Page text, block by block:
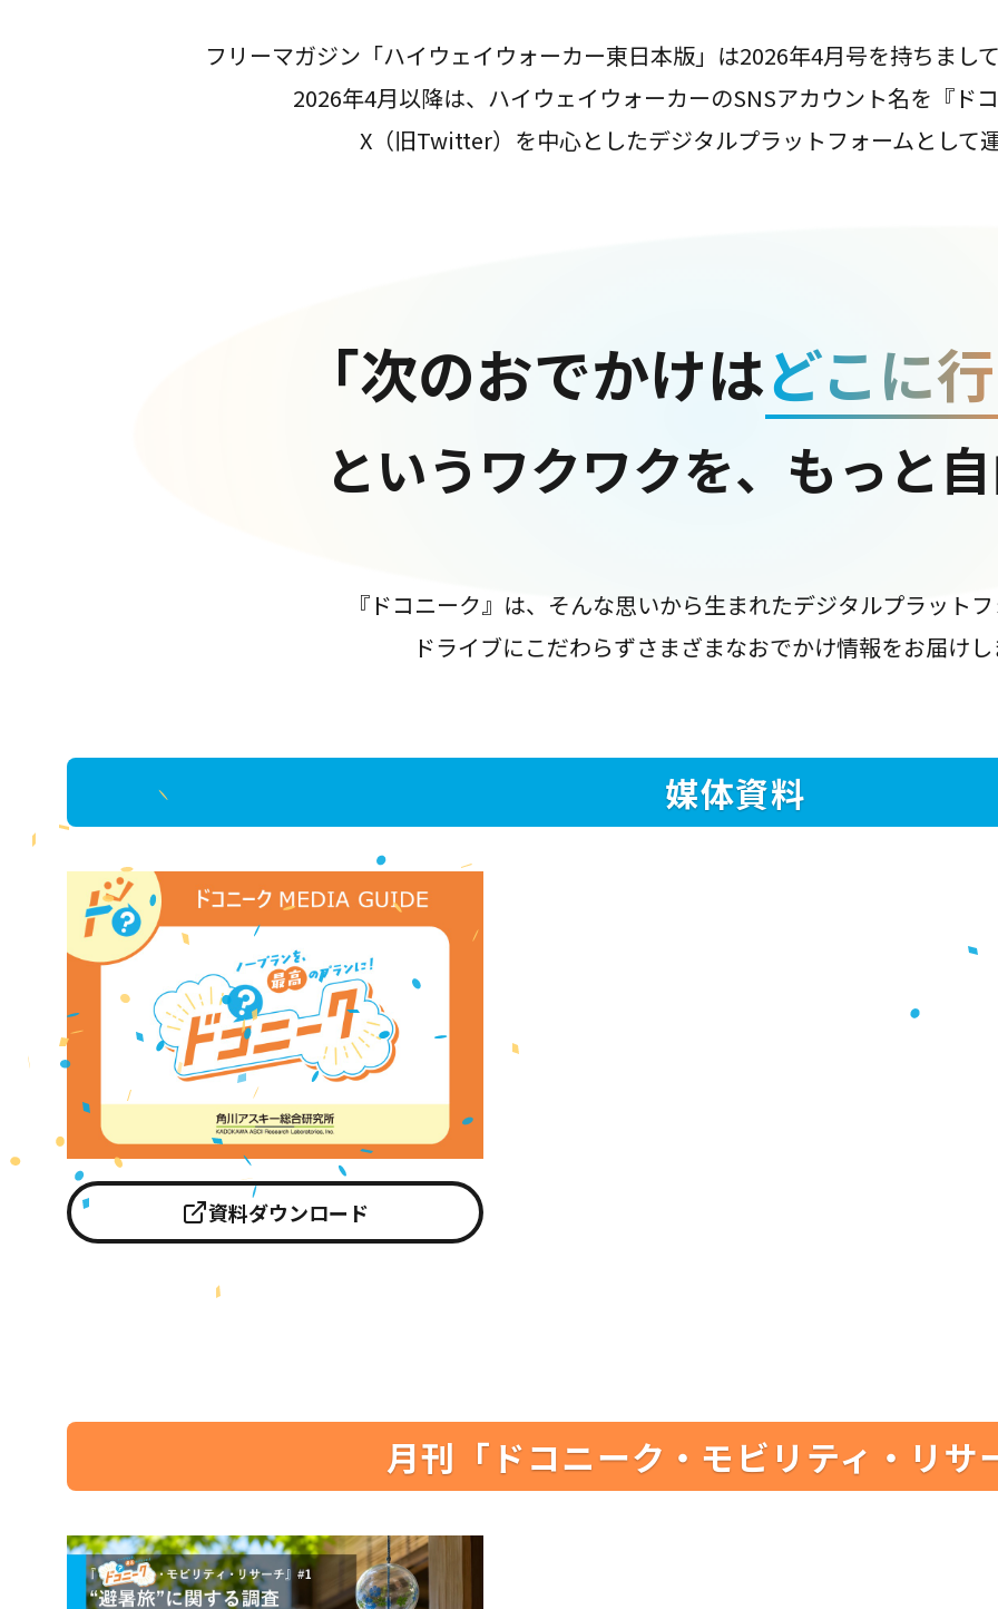
フリーマガジン「ハイウェイウォーカー東日本版」は2026年4月号を持ちまし
2026年4月以降は、ハイウェイウォーカーのSNSアカウント名を『ド
X（旧Twitter）を中心としたデジタルプラットフォームとして
「次のおでかけはどこに
というワクワクを、もっと
『ドコニーク』は、そんな思いから生まれたデジタルプラット
ドライブにこだわらずさまざまなおでかけ情報をお届け
媒体資料
資料ダウンロード
月刊「ドコニーク・モビリティ・リサ